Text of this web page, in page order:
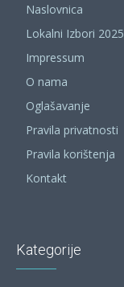
Naslovnica
Lokalni Izbori 2025
Impressum
O nama
Oglašavanje
Pravila privatnosti
Pravila korištenja
Kontakt
Kategorije